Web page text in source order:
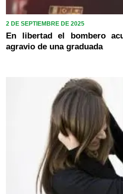
2 DE SEPTIEMBRE DE 2025
En libertad el bombero
agravio de una graduada